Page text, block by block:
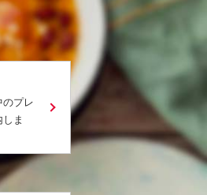
のプレ
ま